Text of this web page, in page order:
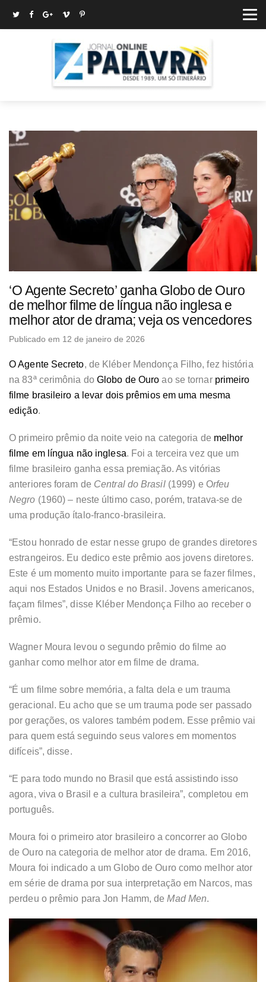
‘O Agente Secreto’ ganha Globo de Ouro
de melhor filme de língua não inglesa e
melhor ator de drama; veja os vencedores
Publicado em 12 de janeiro de 2026
O Agente Secreto, de Kléber Mendonça Filho, fez história
na 83ª cerimônia do Globo de Ouro ao se tornar primeiro
filme brasileiro a levar dois prêmios em uma mesma
edição.
O primeiro prêmio da noite veio na categoria de melhor
filme em língua não inglesa. Foi a terceira vez que um
filme brasileiro ganha essa premiação. As vitórias
anteriores foram de Central do Brasil (1999) e Orfeu
Negro (1960) – neste último caso, porém, tratava-se de
uma produção ítalo-franco-brasileira.
“Estou honrado de estar nesse grupo de grandes diretores
estrangeiros. Eu dedico este prêmio aos jovens diretores.
Este é um momento muito importante para se fazer filmes,
aqui nos Estados Unidos e no Brasil. Jovens americanos,
façam filmes”, disse Kléber Mendonça Filho ao receber o
prêmio.
Wagner Moura levou o segundo prêmio do filme ao
ganhar como melhor ator em filme de drama.
“É um filme sobre memória, a falta dela e um trauma
geracional. Eu acho que se um trauma pode ser passado
por gerações, os valores também podem. Esse prêmio vai
para quem está seguindo seus valores em momentos
difíceis”, disse.
“E para todo mundo no Brasil que está assistindo isso
agora, viva o Brasil e a cultura brasileira”, completou em
português.
Moura foi o primeiro ator brasileiro a concorrer ao Globo
de Ouro na categoria de melhor ator de drama. Em 2016,
Moura foi indicado a um Globo de Ouro como melhor ator
em série de drama por sua interpretação em Narcos, mas
perdeu o prêmio para Jon Hamm, deMad Men.